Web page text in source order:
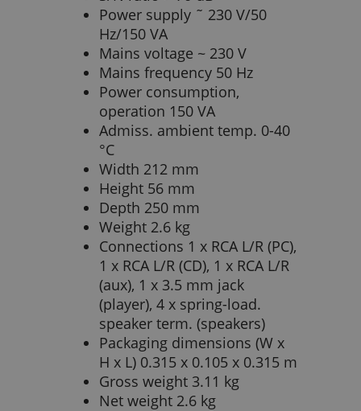
Power supply ˜ 230 V/50
Hz/150 VA
Mains voltage ~ 230 V
Mains frequency 50 Hz
Power consumption,
operation 150 VA
Admiss. ambient temp. 0-40
°C
Width 212 mm
Height 56 mm
Depth 250 mm
Weight 2.6 kg
Connections 1 x RCA L/R (PC),
1 x RCA L/R (CD), 1 x RCA L/R
(aux), 1 x 3.5 mm jack
(player), 4 x spring-load.
speaker term. (speakers)
Packaging dimensions (W x
H x L) 0.315 x 0.105 x 0.315 m
Gross weight 3.11 kg
Net weight 2.6 kg